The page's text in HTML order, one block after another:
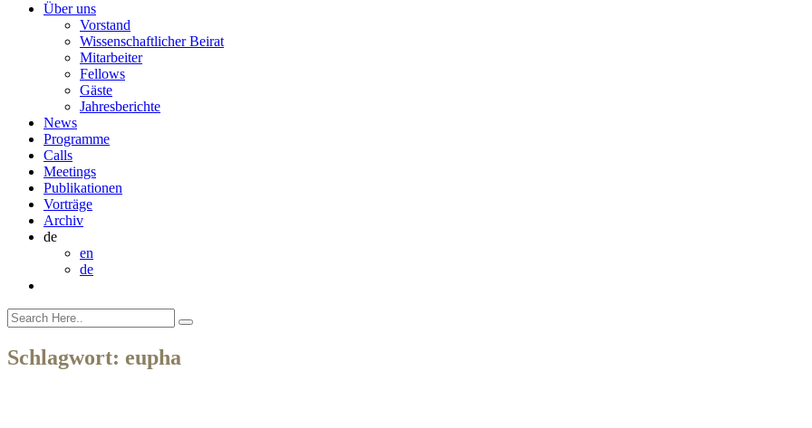
Über uns
Vorstand
Wissenschaftlicher Beirat
Mitarbeiter
Fellows
Gäste
Jahresberichte
News
Programme
Calls
Meetings
Publikationen
Vorträge
Archiv
de
en
de
Schlagwort: eupha